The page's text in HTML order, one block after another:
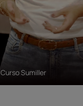
Curso Sumiller